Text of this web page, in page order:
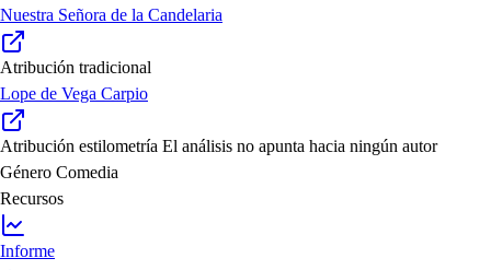
Nuestra Señora de la Candelaria
Atribución tradicional
Lope de Vega Carpio
Atribución estilometría El análisis no apunta hacia ningún autor
Género Comedia
Recursos
Informe